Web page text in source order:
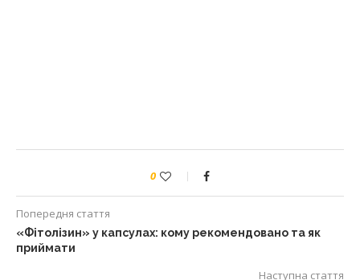
0
Попередня стаття
«Фітолізин» у капсулах: кому рекомендовано та як
приймати
Наступна стаття